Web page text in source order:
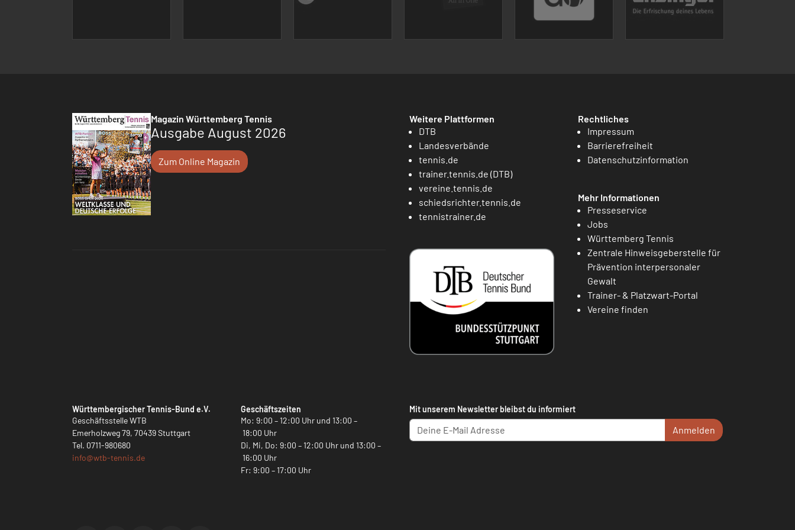
Magazin Württemberg Tennis
Ausgabe August 2026
Zum Online Magazin
Weitere Plattformen
DTB
Landesverbände
tennis.de
trainer.tennis.de (DTB)
vereine.tennis.de
schiedsrichter.tennis.de
tennistrainer.de
Rechtliches
Impressum
Barrierefreiheit
Datenschutzinformation
Mehr Informationen
Presseservice
Jobs
Württemberg Tennis
Zentrale Hinweisgeberstelle für
Prävention interpersonaler
Gewalt
Trainer- & Platzwart-Portal
Vereine finden
Württembergischer Tennis-Bund e.V.
Geschäftsstelle WTB
Emerholzweg 79, 70439 Stuttgart
Tel. 0711-980680
info@wtb-tennis.de
Geschäftszeiten
Mo: 9:00 – 12:00 Uhr und 13:00 –
18:00 Uhr
Di, Mi, Do: 9:00 – 12:00 Uhr und 13:00 –
16:00 Uhr
Fr: 9:00 – 17:00 Uhr
Mit unserem Newsletter bleibst du informiert
Anmelden